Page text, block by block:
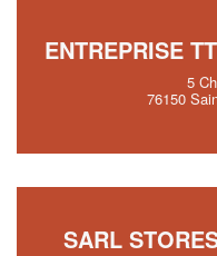
ENTREPRISE
5
76150
SARL